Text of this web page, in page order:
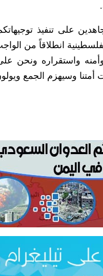
على تنفيذ
انطلاقاً من
واستقراره ونحن على
وسيهزم الجمع